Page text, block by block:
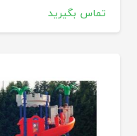
تماس بگیرید